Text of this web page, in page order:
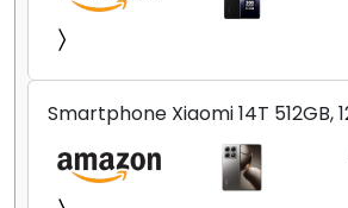
Smartphone Xiaomi 14T 512GB,
Leica, Cinza - no Brasil